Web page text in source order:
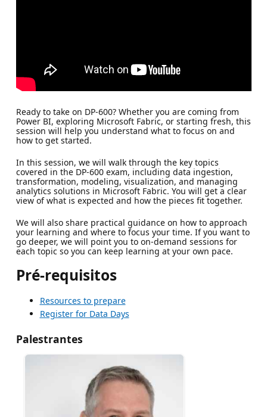
Ready to take on DP-600? Whether you are coming from
Power BI, exploring Microsoft Fabric, or starting fresh, this
session will help you understand what to focus on and
how to get started.
In this session, we will walk through the key topics
covered in the DP-600 exam, including data ingestion,
transformation, modeling, visualization, and managing
analytics solutions in Microsoft Fabric. You will get a clear
view of what is expected and how the pieces fit together.
We will also share practical guidance on how to approach
your learning and where to focus your time. If you want to
go deeper, we will point you to on-demand sessions for
each topic so you can keep learning at your own pace.
Pré-requisitos
Resources to prepare
Register for Data Days
Palestrantes